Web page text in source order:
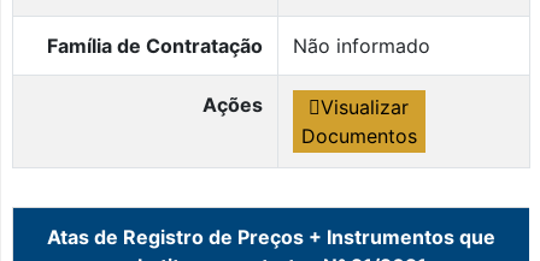
Família de Contratação Não informado
Ações
Visualizar
Documentos
Atas de Registro de Preços + Instrumentos que